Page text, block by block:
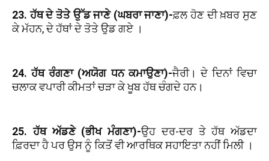
23. ਹੱਥ ਦੇ ਤੋਤੇ ਉੱਡ ਜਾਣੇ (ਘਬਰਾ ਜਾਣਾ)-ਫ਼ਲ ਹੋਣ ਦੀ ਖ਼ਬਰ ਸੁਣ
ਕੇ ਮੱਹਨ, ਦੇ ਹੱਥਾਂ ਦੇ ਤੋਤੇ ਉਡ ਗਏ ।
24. ਹੱਥ ਰੰਗਣਾ (ਅਯੋਗ ਧਨ ਕਮਾਉਣਾ)-ਜੈਰੀ। ਦੇ ਦਿਨਾਂ ਵਿਚਾ
ਚਲਾਕ ਵਪਾਰੀ ਕੀਮਤਾਂ ਚੜਾ ਕੇ ਖੂਬ ਹੱਥ ਚੰਗਦੇ ਹਨ।
25. ਹੱਥ ਅੱਡਣੇ (ਭੀਖ ਮੰਗਣਾ)-ਉਹ ਦਰ-ਦਰ ਤੇ ਹੱਥ ਅੱਡਦਾ
ਫ਼ਿਰਦਾ ਹੈ ਪਰ ਉਸ ਨੂੰ ਕਿਤੋਂ ਵੀ ਆਰਥਿਕ ਸਹਾਇਤਾ ਨਹੀਂ ਮਿਲੀ ।